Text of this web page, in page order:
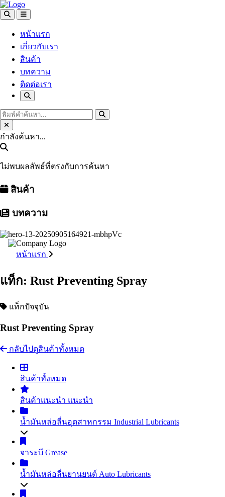
หน้าแรก
เกี่ยวกับเรา
สินค้า
บทความ
ติดต่อเรา
กำลังค้นหา...
ไม่พบผลลัพธ์ที่ตรงกับการค้นหา
สินค้า
บทความ
หน้าแรก
แท็ก: Rust Preventing Spray
แท็กปัจจุบัน
Rust Preventing Spray
กลับไปดูสินค้าทั้งหมด
สินค้าทั้งหมด
สินค้าแนะนำ แนะนำ
น้ำมันหล่อลื่นอุตสาหกรรม Industrial Lubricants
น้ำมันถ่ายเทความร้อน
น้ำมันเกียร์อุตสาหกรรม
จาระบี Grease
น้ำมันหล่อลื่นยานยนต์ Auto Lubricants